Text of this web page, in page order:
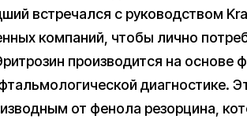
встречался с руководством
компаний, чтобы лично
производится на основе
диагностике.
от фенола резорцина,